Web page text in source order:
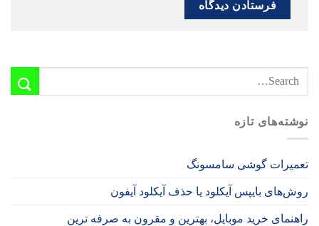
نوشته‌های تازه
تعمیرات گوشی سامسونگ
روش‌های بایپس آیکلود یا حذف آیکلود آیفون
راهنمای خرید موبایل، بهترین و مقرون به صرفه ترین